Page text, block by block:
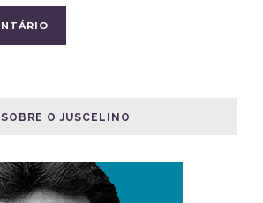
SOBRE O JUSCELINO